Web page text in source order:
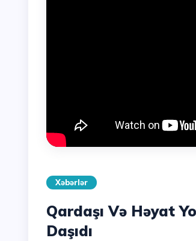
Xəbərlər
Qardaşı Və Həyat
Daşıdı